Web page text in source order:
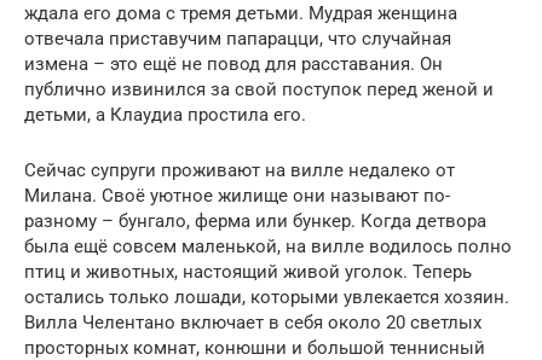
ждала его дома с тремя детьми. Мудрая женщина
отвечала приставучим папарацци, что случайная
измена – это ещё не повод для расставания. Он
публично извинился за свой поступок перед женой и
детьми, а Клаудиа простила его.
Сейчас супруги проживают на вилле недалеко от
Милана. Своё уютное жилище они называют по-
разному – бунгало, ферма или бункер. Когда детвора
была ещё совсем маленькой, на вилле водилось полно
птиц и животных, настоящий живой уголок. Теперь
остались только лошади, которыми увлекается хозяин.
Вилла Челентано включает в себя около 20 светлых
просторных комнат, конюшни и большой теннисный